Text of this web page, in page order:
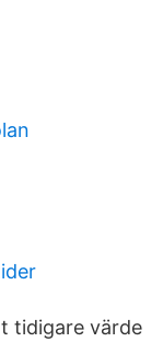
tidigare värde